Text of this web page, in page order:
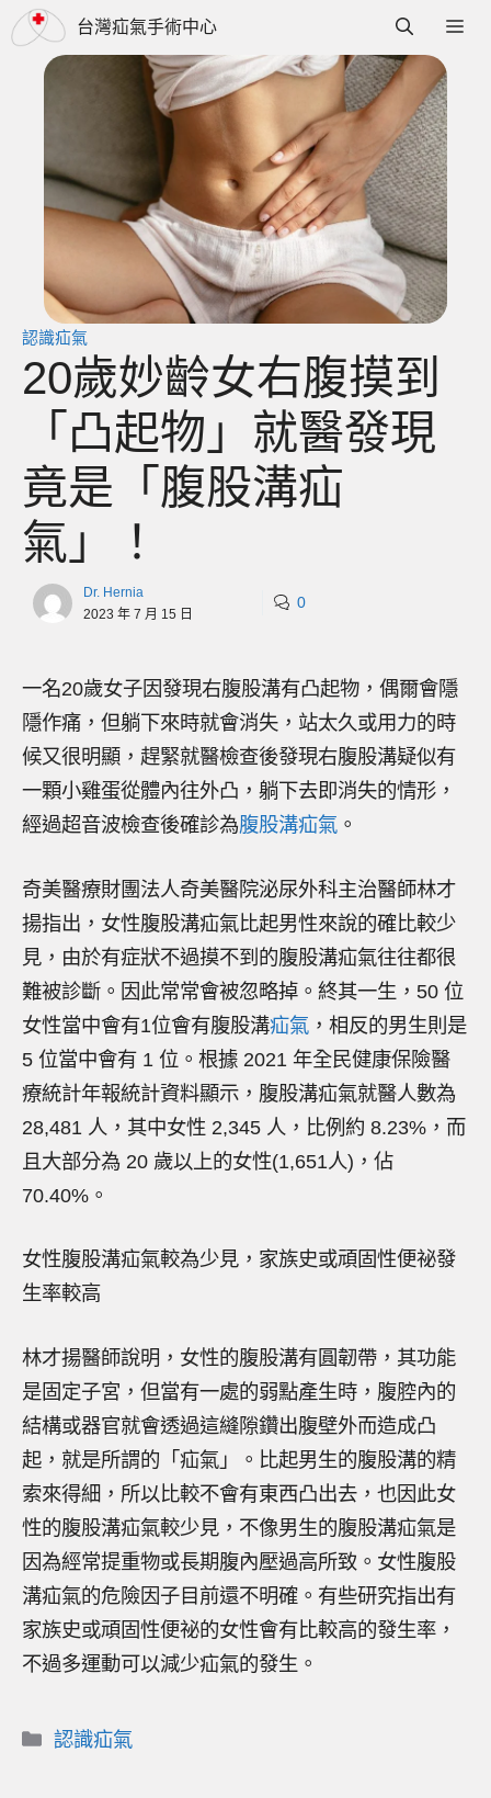
跳
至
台灣疝氣手術中心 選
認識疝氣
20歲妙齡女右腹摸到
「凸起物」就醫發現
竟是「腹股溝疝
氣」！
Dr. Hernia
2023 年 7 月 15 日
0
一名20歲女子因發現右腹股溝有凸起物，偶爾會隱
隱作痛，但躺下來時就會消失，站太久或用力的時
候又很明顯，趕緊就醫檢查後發現右腹股溝疑似有
一顆小雞蛋從體內往外凸，躺下去即消失的情形，
經過超音波檢查後確診為腹股溝疝氣 。
奇美醫療財團法人奇美醫院泌尿外科主治醫師林才
揚指出，女性腹股溝疝氣比起男性來說的確比較少
見，由於有症狀不過摸不到的腹股溝疝氣往往都很
難被診斷。因此常常會被忽略掉。終其一生，50 位
女性當中會有1位會有腹股溝疝氣 ，相反的男生則是
5 位當中會有 1 位。根據 2021 年全民健康保險醫
療統計年報統計資料顯示，腹股溝疝氣就醫人數為
28,481 人，其中女性 2,345 人，比例約 8.23%，而
且大部分為 20 歲以上的女性(1,651人)，佔
70.40%。
女性腹股溝疝氣較為少見，家族史或頑固性便祕發
生率較高
林才揚醫師說明，女性的腹股溝有圓韌帶，其功能
是固定子宮，但當有一處的弱點產生時，腹腔內的
結構或器官就會透過這縫隙鑽出腹壁外而造成凸
起，就是所謂的「疝氣」。比起男生的腹股溝的精
索來得細，所以比較不會有東西凸出去，也因此女
性的腹股溝疝氣較少見，不像男生的腹股溝疝氣是
因為經常提重物或長期腹內壓過高所致。女性腹股
溝疝氣的危險因子目前還不明確。有些研究指出有
家族史或頑固性便祕的女性會有比較高的發生率，
不過多運動可以減少疝氣的發生。
分
認識疝氣